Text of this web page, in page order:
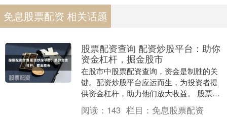
免息股票配资 相关话题
股票配资查询 配资炒股平台：助你
资金杠杆，掘金股市
在股市中股票配资查询，资金是制胜的关
键。配资炒股平台应运而生，为投资者提
供资金杠杆，助力他们放大收益。 股票配
资是指投资者通过配资平台借入资金，用
于购买股票。配....
阅读： 143 栏目： 免息股票配资